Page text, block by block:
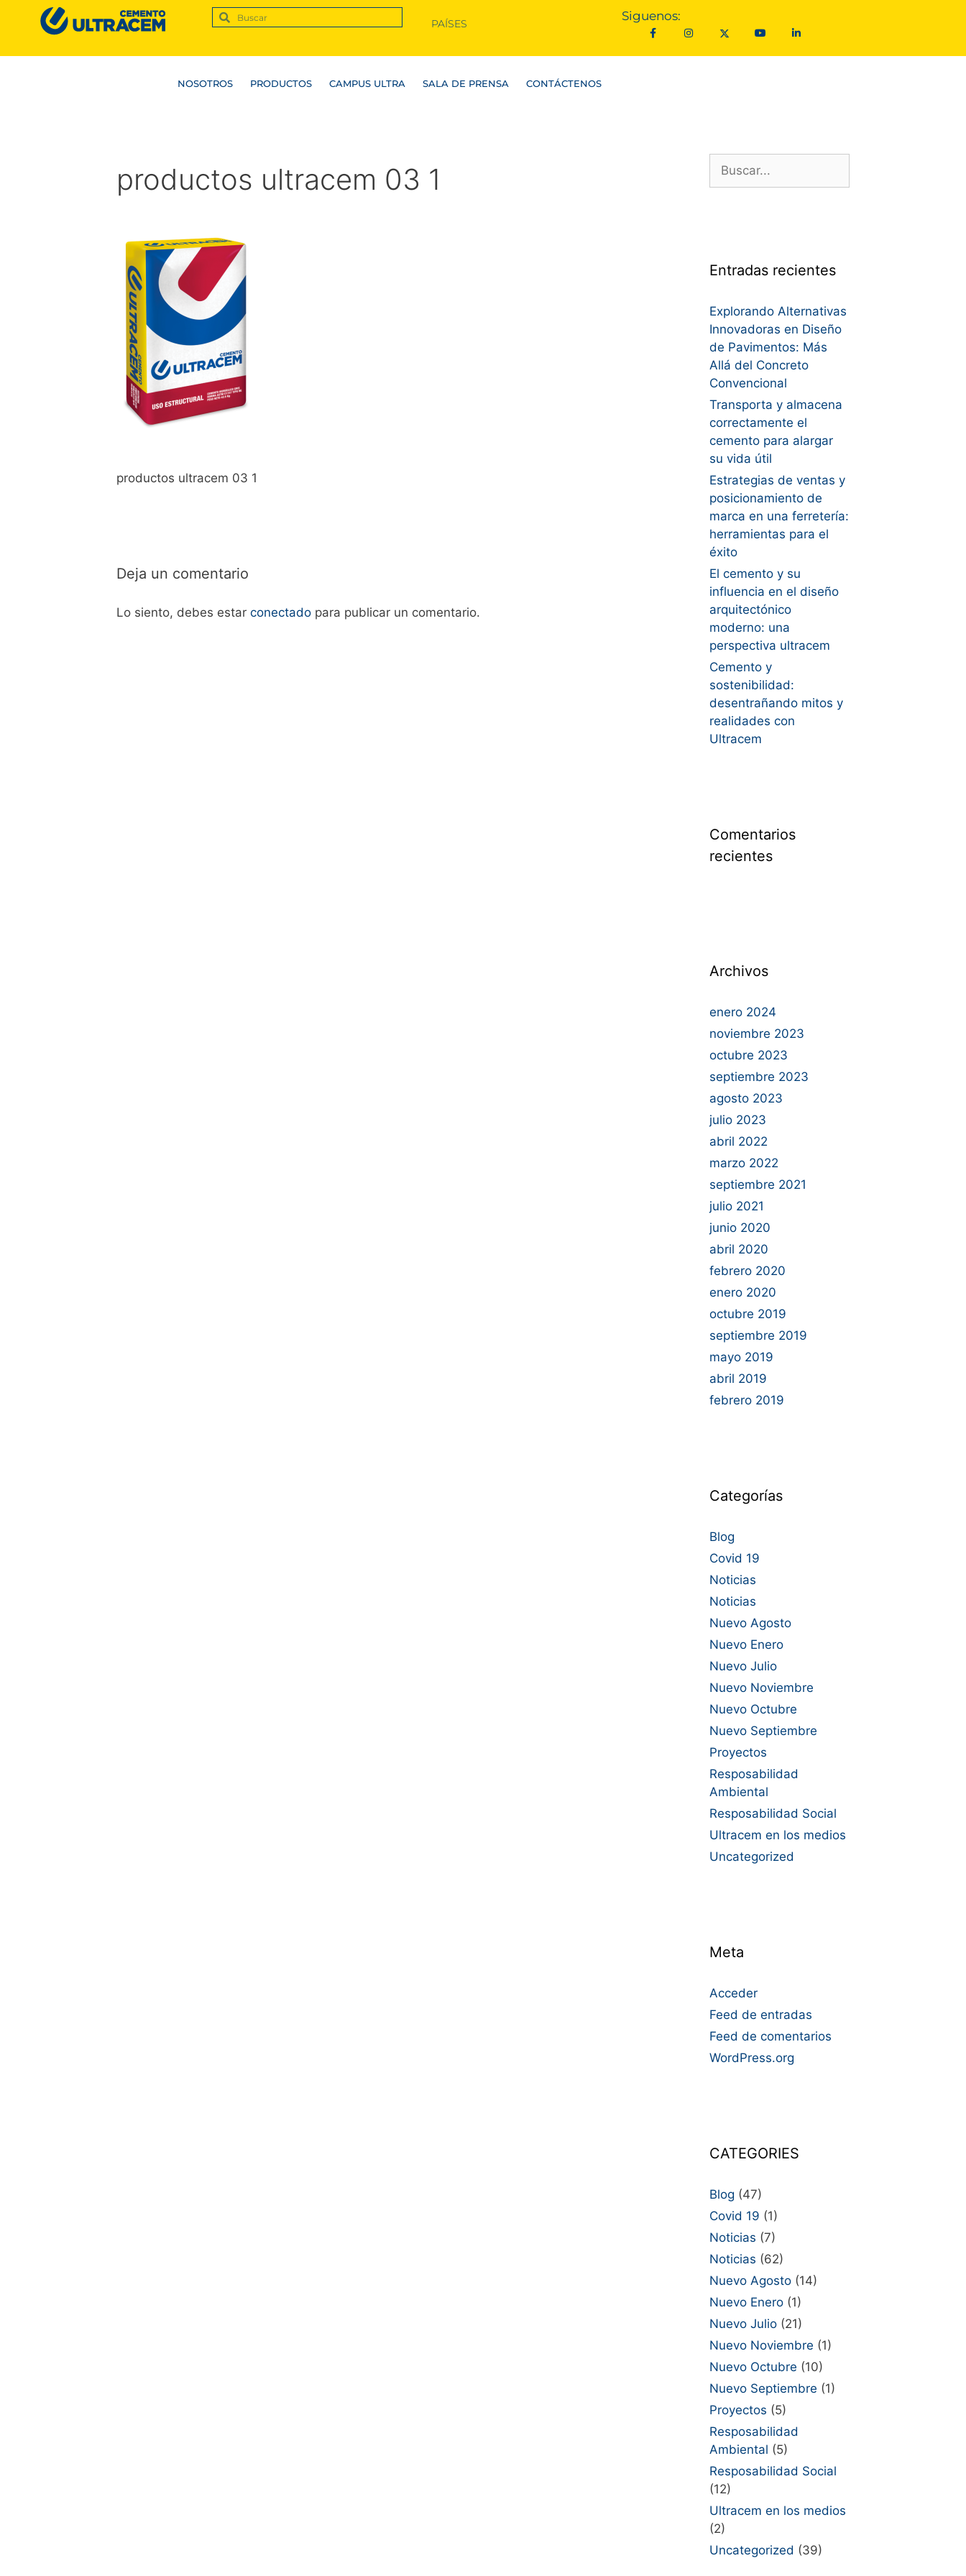
PAÍSES
Siguenos:
NOSOTROS PRODUCTOS CAMPUS ULTRA SALA DE PRENSA CONTÁCTENOS
productos ultracem 03 1
productos ultracem 03 1
Deja un comentario
Lo siento, debes estar conectado para publicar un comentario.
Entradas recientes
Explorando Alternativas
Innovadoras en Diseño
de Pavimentos: Más
Allá del Concreto
Convencional
Transporta y almacena
correctamente el
cemento para alargar
su vida útil
Estrategias de ventas y
posicionamiento de
marca en una ferretería:
herramientas para el
éxito
El cemento y su
influencia en el diseño
arquitectónico
moderno: una
perspectiva ultracem
Cemento y
sostenibilidad:
desentrañando mitos y
realidades con
Ultracem
Comentarios
recientes
Archivos
enero 2024
noviembre 2023
octubre 2023
septiembre 2023
agosto 2023
julio 2023
abril 2022
marzo 2022
septiembre 2021
julio 2021
junio 2020
abril 2020
febrero 2020
enero 2020
octubre 2019
septiembre 2019
mayo 2019
abril 2019
febrero 2019
Categorías
Blog
Covid 19
Noticias
Noticias
Nuevo Agosto
Nuevo Enero
Nuevo Julio
Nuevo Noviembre
Nuevo Octubre
Nuevo Septiembre
Proyectos
Resposabilidad
Ambiental
Resposabilidad Social
Ultracem en los medios
Uncategorized
Meta
Acceder
Feed de entradas
Feed de comentarios
WordPress.org
CATEGORIES
Blog (47)
Covid 19 (1)
Noticias (7)
Noticias (62)
Nuevo Agosto (14)
Nuevo Enero (1)
Nuevo Julio (21)
Nuevo Noviembre (1)
Nuevo Octubre (10)
Nuevo Septiembre (1)
Proyectos (5)
Resposabilidad
Ambiental (5)
Resposabilidad Social
(12)
Ultracem en los medios
(2)
Uncategorized (39)